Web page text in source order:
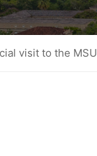
visit to the MSU